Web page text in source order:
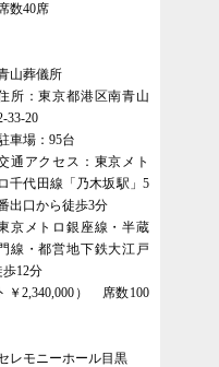
数40席
山葬儀所
所：東京都港区南青山
33-20
車場：95台
通アクセス：東京メト
ロ千代田線「乃木坂駅」5
出口から徒歩3分
京メトロ銀座線・半蔵
線・都営地下鉄大江戸
12分
￥2,340,000） 席数100
レモニーホール目黒